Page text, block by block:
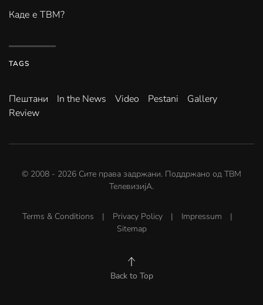
Каде е ТВМ?
TAGS
Пештани In the News Video Pestani
Gallery
Review
© 2008 - 2026 Сите права задржани. Поддржано од ТВМ
ТелевизијА.
Terms & Conditions | Privacy Policy | Impressum |
Sitemap
Back to Top